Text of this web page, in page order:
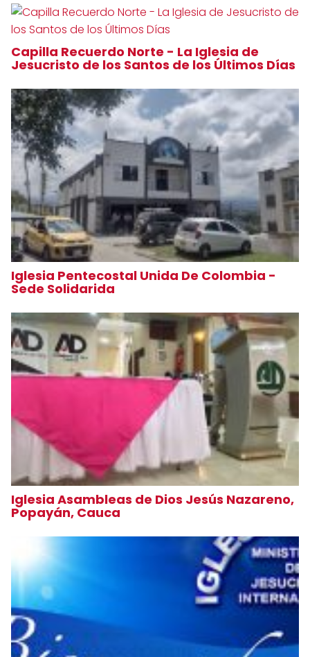
Capilla Recuerdo Norte - La Iglesia de
Jesucristo de los Santos de los Últimos Días
Iglesia Pentecostal Unida De Colombia -
Sede Solidarida
Iglesia Asambleas de Dios Jesús Nazareno,
Popayán, Cauca